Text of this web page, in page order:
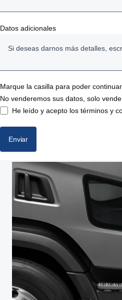
Bolívar
Carabobo
Cojedes
Delta Amacuro
Dependencias Federales
Falcón
Guárico
Lara
Datos adicionales
Marque la casilla para poder continuar.
No venderemos sus datos, solo
He leído y acepto los términos y
Enviar